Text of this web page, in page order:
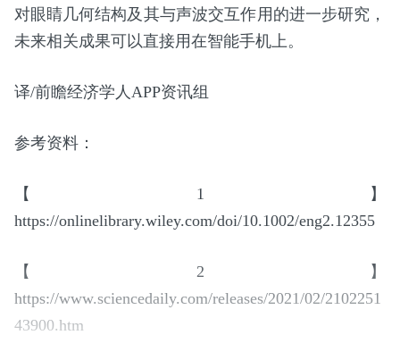
对眼睛几何结构及其与声波交互作用的进一步研究，
未来相关成果可以直接用在智能手机上。
译/前瞻经济学人APP资讯组
参考资料：
【1】
https://onlinelibrary.wiley.com/doi/10.1002/eng2.12355
【2】
https://www.sciencedaily.com/releases/2021/02/2102251
43900.htm